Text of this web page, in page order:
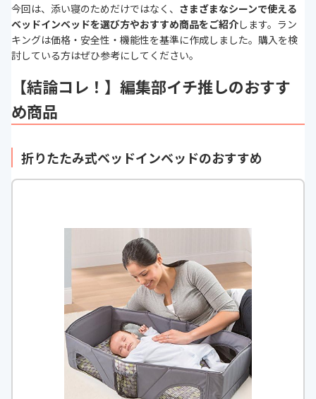
今回は、添い寝のためだけではなく、 さまざまなシーンで使える
ベッドインベッドを選び方やおすすめ商品をご紹介します。ラン
キングは価格・安全性・機能性を基準に作成しました。購入を検
討している方はぜひ参考にしてください。
【結論コレ！】編集部イチ推しのおすす
め商品
折りたたみ式ベッドインベッドのおすすめ